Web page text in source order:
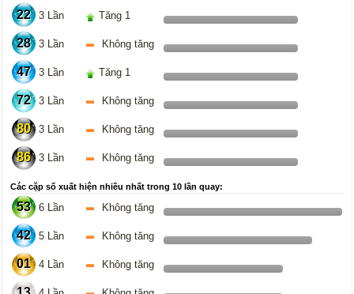
22 3 Lần Tăng 1
28 3 Lần Không tăng
47 3 Lần Tăng 1
72 3 Lần Không tăng
80 3 Lần Không tăng
86 3 Lần Không tăng
Các cặp số xuất hiện nhiều nhất trong 10 lần quay:
53 6 Lần Không tăng
42 5 Lần Không tăng
01 4 Lần Không tăng